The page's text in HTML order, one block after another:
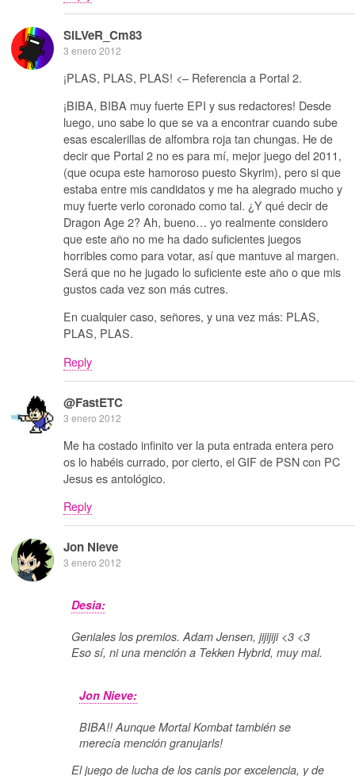
SiLVeR_Cm83
3 enero 2012
¡PLAS, PLAS, PLAS! <– Referencia a Portal 2.
¡BIBA, BIBA muy fuerte EPI y sus redactores! Desde
luego, uno sabe lo que se va a encontrar cuando sube
esas escalerillas de alfombra roja tan chungas. He de
decir que Portal 2 no es para mí, mejor juego del 2011,
(que ocupa este hamoroso puesto Skyrim), pero si que
estaba entre mis candidatos y me ha alegrado mucho y
muy fuerte verlo coronado como tal. ¿Y qué decir de
Dragon Age 2? Ah, bueno… yo realmente considero
que este año no me ha dado suficientes juegos
horribles como para votar, así que mantuve al margen.
Será que no he jugado lo suficiente este año o que mis
gustos cada vez son más cutres.
En cualquier caso, señores, y una vez más: PLAS,
PLAS, PLAS.
Reply
@FastETC
3 enero 2012
Me ha costado infinito ver la puta entrada entera pero
os lo habéis currado, por cierto, el GIF de PSN con PC
Jesus es antológico.
Reply
Jon Nieve
3 enero 2012
Desia:
Geniales los premios. Adam Jensen, jijijiji <3 <3
Eso sí, ni una mención a Tekken Hybrid, muy mal.
Jon Nieve:
BIBA!! Aunque Mortal Kombat también se
merecía mención granujarls!
El juego de lucha de los canis por excelencia, y de